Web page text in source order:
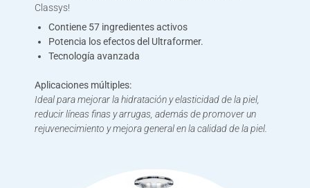
Classys!
Contiene 57 ingredientes activos
Potencia los efectos del Ultraformer.
Tecnología avanzada
Aplicaciones múltiples:
Ideal para mejorar la hidratación y elasticidad de la piel,
reducir líneas finas y arrugas, además de promover un
rejuvenecimiento y mejora general en la calidad de la piel.